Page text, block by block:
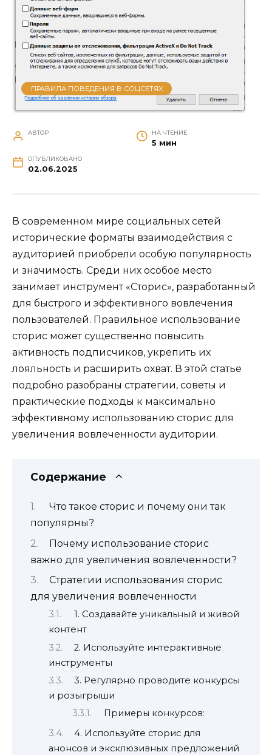
ПРАВИЛА ПОВЕДЕНИЯ В СОЦСЕТЯХ
АВТОР НА ЧТЕНИЕ
5 мин
ОПУБЛИКОВАНО
02.06.2025
В современном мире социальных сетей
исторические форматы взаимодействия с
аудиторией приобрели особую популярность
и значимость. Среди них особое место
занимает инструмент «Сторис», разработанный
для быстрого и эффективного вовлечения
пользователей. Правильное использование
сторис может существенно повысить
активность подписчиков, укрепить их
лояльность и расширить охват. В этой статье
подробно разобраны стратегии, советы и
практические подходы к максимально
эффективному использованию сторис для
увеличения вовлеченности аудитории.
Содержание
Что такое сторис и почему они так
популярны?
Почему использование сторис
важно для увеличения вовлеченности?
Стратегии использования сторис
для увеличения вовлеченности
1. Создавайте уникальный и живой
контент
2. Используйте интерактивные
инструменты
3. Регулярно проводите конкурсы
и розыгрыши
Примеры конкурсов:
4. Используйте сторис для
анонсов и эксклюзивных предложений